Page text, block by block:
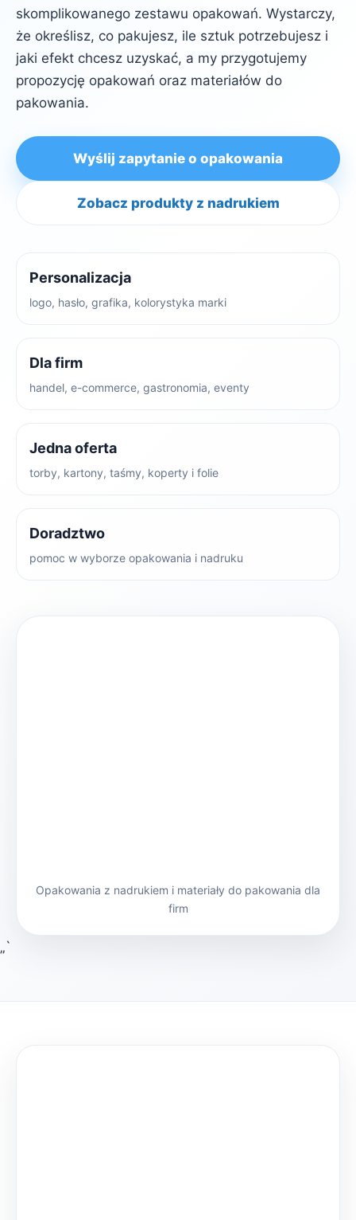
skomplikowanego zestawu opakowań. Wystarczy,
że określisz, co pakujesz, ile sztuk potrzebujesz i
jaki efekt chcesz uzyskać, a my przygotujemy
propozycję opakowań oraz materiałów do
pakowania.
Wyślij zapytanie o opakowania
Zobacz produkty z nadrukiem
Personalizacja
logo, hasło, grafika, kolorystyka marki
Dla firm
handel, e-commerce, gastronomia, eventy
Jedna oferta
torby, kartony, taśmy, koperty i folie
Doradztwo
pomoc w wyborze opakowania i nadruku
Opakowania z nadrukiem i materiały do pakowania dla
firm
„`